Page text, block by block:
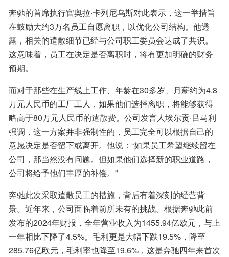
奔驰的首席执行官奥拉·卡列尼乌斯对此表示，这一举措旨
在鼓励大约3万名员工自愿离职，以优化公司结构。他透
露，相关的遣散细节已经与公司职工委员会达成了共识。
这意味着，员工在决定是否离职时，将有更加明确的财务
预期。
而对于那些在生产线上工作、年龄在30多岁、月薪约为4.8
万元人民币的工厂工人，如果他们选择离职，将能够获得
略高于80万元人民币的遣散费。公司发言人埃尔贡·吕马利
强调，这一方案并非强制性的，员工完全可以根据自己的
意愿决定是否留下或离开。他说：“如果员工希望继续留在
公司，那当然没有问题。但如果他们选择新的职业道路，
公司将给予他们丰厚的补偿。”
奔驰此次采取遣散员工的措施，背后有着深刻的经营背
景。近年来，公司面临着前所未有的挑战。根据奔驰此前
发布的2024年财报，全年营业收入为1455.94亿欧元，与上
一年相比下降了4.5%。毛利更是大幅下跌19.5%，降至
285.76亿欧元，毛利率也降至19.6%，这是奔驰四年来首次